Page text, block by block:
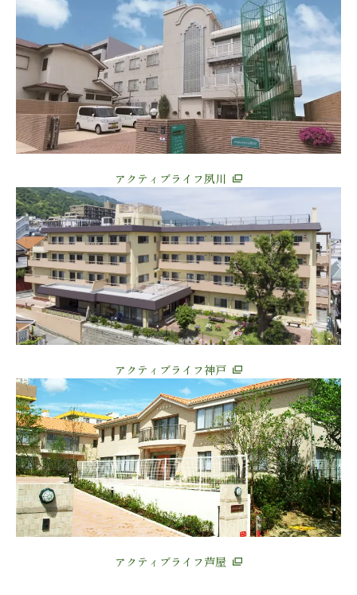
アクティブライフ夙川
アクティブライフ神戸
アクティブライフ芦屋